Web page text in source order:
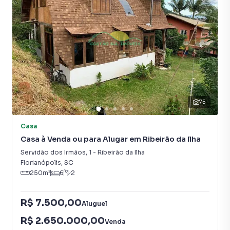
Vista para o Mar
75
Casa
Casa à Venda ou para Alugar em Ribeirão da Ilha
Servidão dos Irmãos, 1 - Ribeirão da Ilha
Florianópolis, SC
250m² 6 2
R$ 7.500,00Aluguel
R$ 2.650.000,00Venda